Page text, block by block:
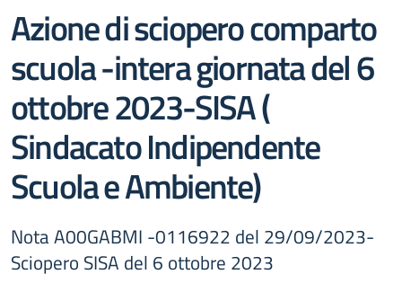
Azione di sciopero comparto
scuola -intera giornata del 6
ottobre 2023-SISA (
Sindacato Indipendente
Scuola e Ambiente)
Nota A00GABMI -0116922 del 29/09/2023-
Sciopero SISA del 6 ottobre 2023